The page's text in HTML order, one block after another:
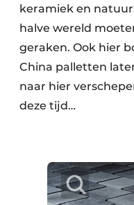
keramiek en
halve wereld
geraken. Ook hier
China palletten
naar hier
deze tijd…